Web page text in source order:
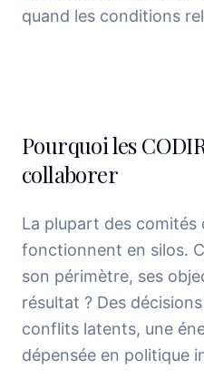
quand les conditions
Pourquoi les
collaborer
La plupart des comités
fonctionnent en silos.
son périmètre, ses
résultat ? Des
conflits latents, une
dépensée en politique